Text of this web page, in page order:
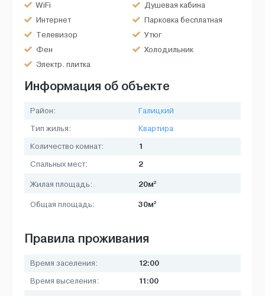
WiFi
Душевая кабина
Интернет
Парковка бесплатная
Телевизор
Утюг
Фен
Холодильник
Электр. плитка
Информация об объекте
Район:
Галицкий
Тип жилья:
Квартира
Количество комнат:
1
Спальных мест: 2
Жилая площадь: 20м2
Общая площадь: 30м2
Правила проживания
Время заселения: 12:00
Время выселения: 11:00